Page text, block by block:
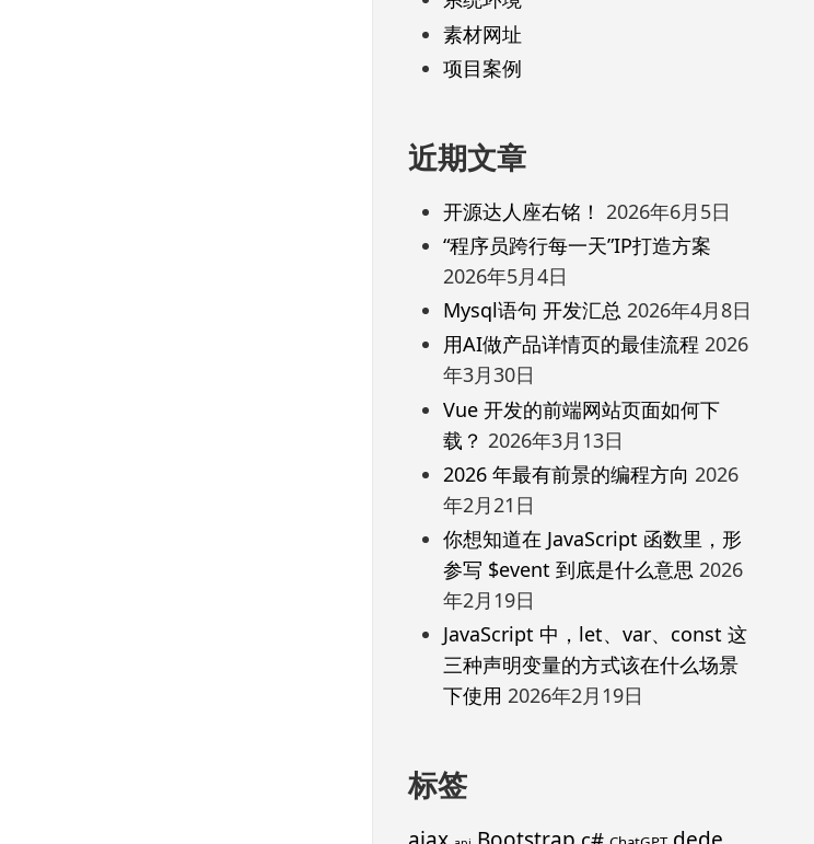
素材网址
项目案例
近期文章
开源达人座右铭！ 2026年6月5日
“程序员跨行每一天”IP打造方案
2026年5月4日
Mysql语句 开发汇总 2026年4月8日
用AI做产品详情页的最佳流程 2026
年3月30日
Vue 开发的前端网站页面如何下
载？ 2026年3月13日
2026 年最有前景的编程方向 2026
年2月21日
你想知道在 JavaScript 函数里，形
参写 $event 到底是什么意思 2026
年2月19日
JavaScript 中，let、var、const 这
三种声明变量的方式该在什么场景
下使用 2026年2月19日
标签